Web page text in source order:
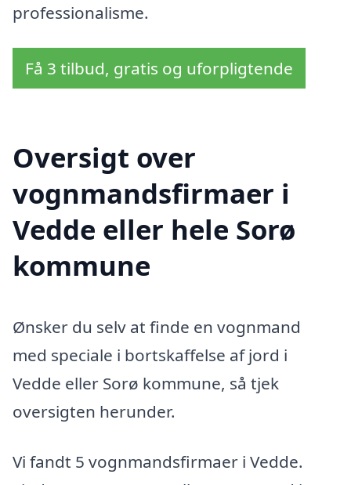
professionalisme.
Få 3 tilbud, gratis og uforpligtende
Oversigt over
vognmandsfirmaer i
Vedde eller hele Sorø
kommune
Ønsker du selv at finde en vognmand
med speciale i bortskaffelse af jord i
Vedde eller Sorø kommune, så tjek
oversigten herunder.
Vi fandt 5 vognmandsfirmaer i Vedde.